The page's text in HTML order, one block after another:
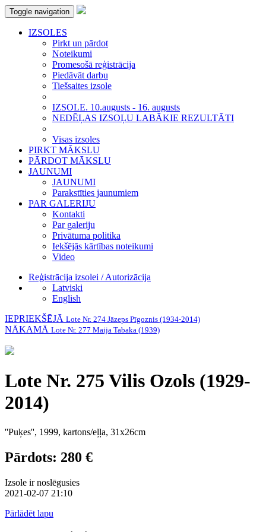
Toggle navigation
IZSOLES
Pirkt un pārdot
Noteikumi
Promesošā reģistrācija
Piedāvāt darbu
Tiešsaites izsole
IZSOLE. 10.augusts - 16. augusts
NEDĒĻAS IZSOĻU LABĀKIE REZULTĀTI
Visas izsoles
PIRKT MĀKSLU
PĀRDOT MĀKSLU
JAUNUMI
JAUNUMI
Parakstīties jaunumiem
PAR GALERIJU
Kontakti
Par galeriju
Privātuma politika
Iekšējās kārtības noteikumi
Video
Reģistrācija izsolei / Autorizācija
Latviski
English
IEPRIEKŠĒJĀ Lote Nr. 274 Jāzeps Pīgoznis (1934-2014)
NĀKAMĀ Lote Nr. 277 Maija Tabaka (1939)
Lote Nr. 275 Vilis Ozols (1929-
2014)
''Puķes'', 1999, kartons/eļļa, 31x26cm
Pārdots: 280 €
Izsole ir noslēgusies
2021-02-07 21:10
Pārlādēt lapu